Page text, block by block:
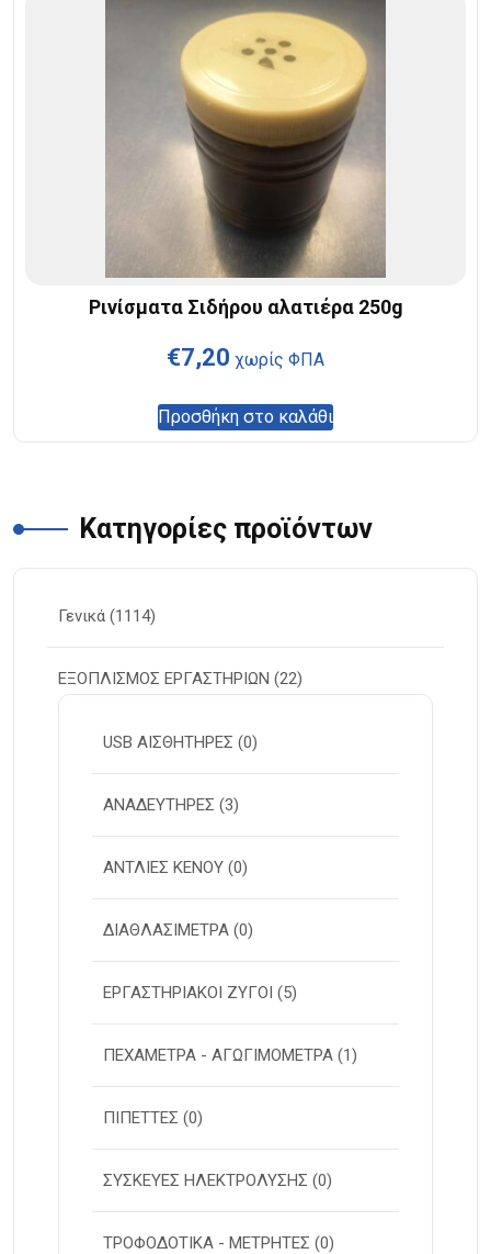
Ρινίσματα Σιδήρου αλατιέρα 250g
€7,20 χωρίς ΦΠΑ
Προσθήκη στο καλάθι
Κατηγορίες προϊόντων
Γενικά (1114)
ΕΞΟΠΛΙΣΜΟΣ ΕΡΓΑΣΤΗΡΙΩΝ (22)
USB ΑΙΣΘΗΤΗΡΕΣ (0)
ΑΝΑΔΕΥΤΗΡΕΣ (3)
ΑΝΤΛΙΕΣ ΚΕΝΟΥ (0)
ΔΙΑΘΛΑΣΙΜΕΤΡΑ (0)
ΕΡΓΑΣΤΗΡΙΑΚΟΙ ΖΥΓΟΙ (5)
ΠΕΧΑΜΕΤΡΑ - ΑΓΩΓΙΜΟΜΕΤΡΑ (1)
ΠΙΠΕΤΤΕΣ (0)
ΣΥΣΚΕΥΕΣ ΗΛΕΚΤΡΟΛΥΣΗΣ (0)
ΤΡΟΦΟΔΟΤΙΚΑ - ΜΕΤΡΗΤΕΣ (0)